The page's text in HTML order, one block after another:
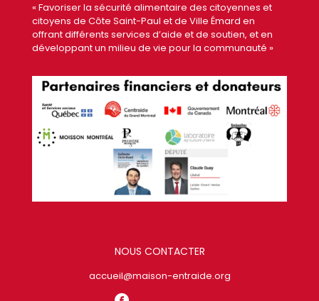
« Favoriser la sécurité alimentaire des citoyennes et
citoyens de Côte Saint-Paul et de Ville Émard en
offrant différents services d’aide et de soutien, et en
développant un milieu de vie pour la communauté »
NOUS CONTACTER
accueil@maison-entraide.org